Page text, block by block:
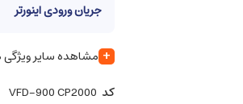
جریان ورودی اینورتر
+ مشاهده سایر ویژگی
کد